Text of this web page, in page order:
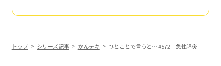
トップ シリーズ記事 かんテキ ひとことで言うと… #572｜急性膵炎